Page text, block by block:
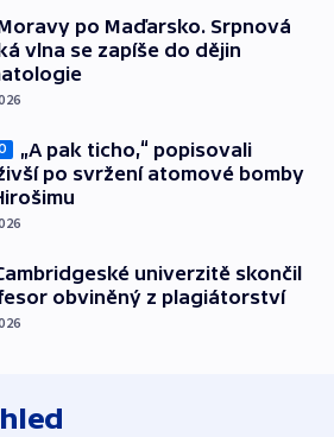
po Maďarsko. Srpnová
vlna se zapíše do dějin
„A pak ticho,“ popisovali
po svržení atomové bomby
univerzitě skončil
obviněný z plagiátorství